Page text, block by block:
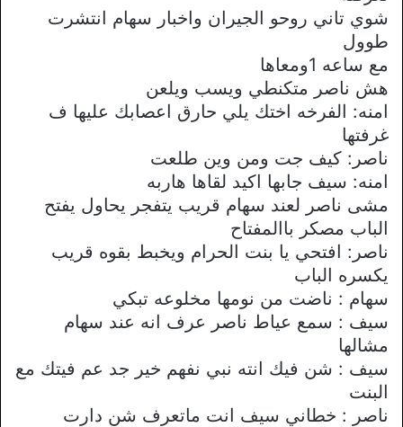
شوي تاني روحو الجيران واخبار سهام انتشرت
طوول
مع ساعه 1ومعاها
هش ناصر متكنطي ويسب ويلعن
امنه: الفرخه اختك يلي حارق اعصابك عليها ف
غرفتها
ناصر: كيف جت ومن وين طلعت
امنه: سيف جابها اكيد لقاها هاربه
مشى ناصر لعند سهام قريب يتفجر يحاول يفتح
الباب مصكر باالمفتاح
ناصر: افتحي يا بنت الحرام ويخبط بقوه قريب
يكسره الباب
سهام : ناضت من نومها مخلوعه تبكي
سيف : سمع عياط ناصر عرف انه عند سهام
مشالها
سيف : شن فيك انته نبي نفهم خير جد عم فيتك مع
البنت
ناصر : خطاني سيف انت ماتعرف شن دارت